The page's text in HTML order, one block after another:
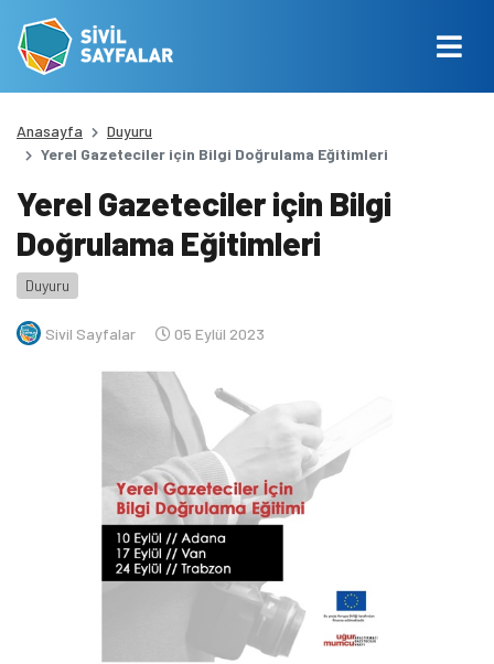
Anasayfa
Duyuru
Yerel Gazeteciler için Bilgi Doğrulama Eğitimleri
Yerel Gazeteciler için Bilgi
Doğrulama Eğitimleri
Duyuru
Sivil Sayfalar 05 Eylül 2023